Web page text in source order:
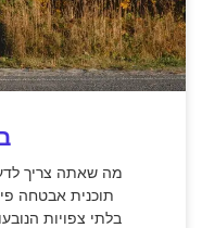
מה שאתה צריך
תוכנית אבטחה
בלתי צפויות